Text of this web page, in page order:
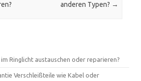
anderen Typen? →
Ringlicht austauschen oder reparieren?
Verschleißteile wie Kabel oder